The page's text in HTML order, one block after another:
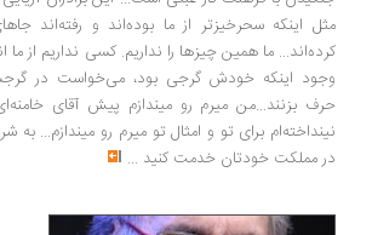
اینکه سحرخیزتر از ما بوده‌اند و رفته‌اند جاهای
ما همین چیزها را نداریم. کسی نداریم از ما انتقاد
اینکه خودش گرجی بود، می‌خواست در گرجستان
بزنند...من میرم رو میندازم پیش آقای خامنه‌ای، من
برای تو و امثال تو میرم رو میندازم... به شرطی که
مملکت خودتان خدمت کنید...